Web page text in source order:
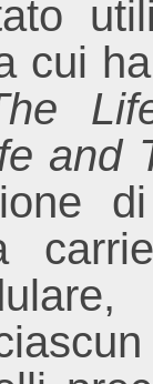
cui
and